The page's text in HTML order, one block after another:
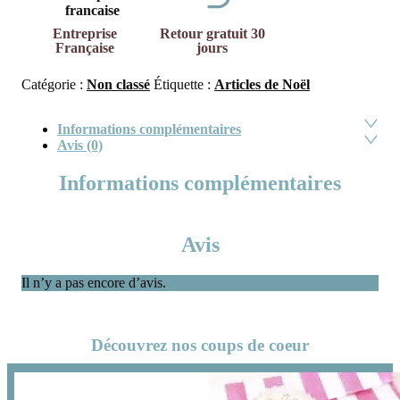
Entreprise
Française
Retour gratuit 30
jours
Catégorie : Non classé Étiquette : Articles de Noël
Informations complémentaires
Avis (0)
Informations complémentaires
Avis
Il n’y a pas encore d’avis.
Découvrez nos coups de coeur